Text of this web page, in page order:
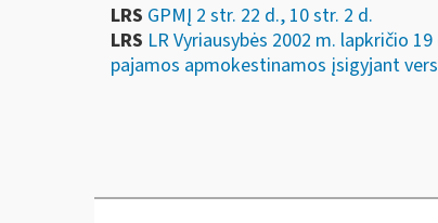
LRS GPMĮ 2 str. 22 d., 10 str. 2 d.
LRS LR Vyriausybės 2002 m. lapkričio
pajamos apmokestinamos įsigyjant